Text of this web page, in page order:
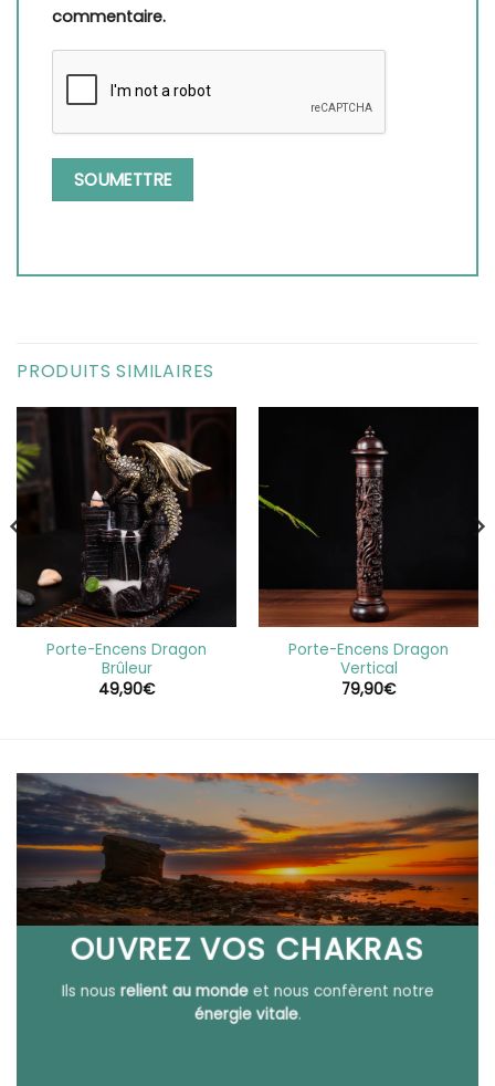
commentaire.
PRODUITS SIMILAIRES
Porte-Encens Dragon
Brûleur
49,90€
Porte-Encens Dragon
Vertical
79,90€
OUVREZ VOS CHAKRAS
Ils nous relient au mondeet nous confèrent notre
énergie vitale.